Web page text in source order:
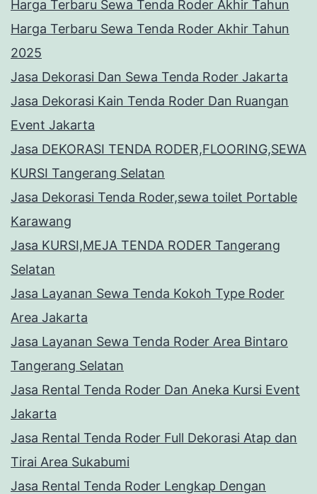
Harga Terbaru Sewa Tenda Roder Akhir Tahun
Harga Terbaru Sewa Tenda Roder Akhir Tahun
2025
Jasa Dekorasi Dan Sewa Tenda Roder Jakarta
Jasa Dekorasi Kain Tenda Roder Dan Ruangan
Event Jakarta
Jasa DEKORASI TENDA RODER,FLOORING,SEWA
KURSI Tangerang Selatan
Jasa Dekorasi Tenda Roder,sewa toilet Portable
Karawang
Jasa KURSI,MEJA TENDA RODER Tangerang
Selatan
Jasa Layanan Sewa Tenda Kokoh Type Roder
Area Jakarta
Jasa Layanan Sewa Tenda Roder Area Bintaro
Tangerang Selatan
Jasa Rental Tenda Roder Dan Aneka Kursi Event
Jakarta
Jasa Rental Tenda Roder Full Dekorasi Atap dan
Tirai Area Sukabumi
Jasa Rental Tenda Roder Lengkap Dengan